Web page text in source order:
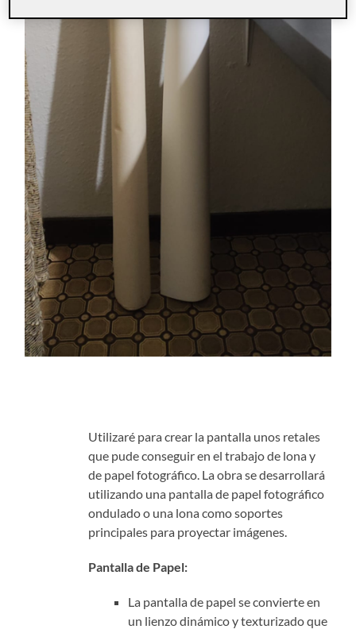
Utilizaré para crear la pantalla unos retales
que pude conseguir en el trabajo de lona y
de papel fotográfico. La obra se desarrollará
utilizando una pantalla de papel fotográfico
ondulado o una lona como soportes
principales para proyectar imágenes.
Pantalla de Papel:
La pantalla de papel se convierte en
un lienzo dinámico y texturizado que